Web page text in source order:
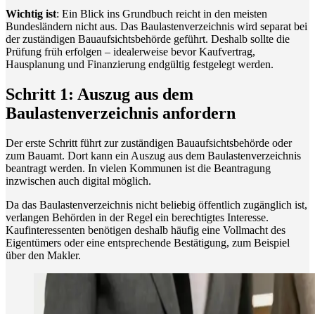
Wichtig ist: Ein Blick ins Grundbuch reicht in den meisten
Bundesländern nicht aus. Das Baulastenverzeichnis wird separat bei
der zuständigen Bauaufsichtsbehörde geführt. Deshalb sollte die
Prüfung früh erfolgen – idealerweise bevor Kaufvertrag,
Hausplanung und Finanzierung endgültig festgelegt werden.
Schritt 1: Auszug aus dem
Baulastenverzeichnis anfordern
Der erste Schritt führt zur zuständigen Bauaufsichtsbehörde oder
zum Bauamt. Dort kann ein Auszug aus dem Baulastenverzeichnis
beantragt werden. In vielen Kommunen ist die Beantragung
inzwischen auch digital möglich.
Da das Baulastenverzeichnis nicht beliebig öffentlich zugänglich ist,
verlangen Behörden in der Regel ein berechtigtes Interesse.
Kaufinteressenten benötigen deshalb häufig eine Vollmacht des
Eigentümers oder eine entsprechende Bestätigung, zum Beispiel
über den Makler.